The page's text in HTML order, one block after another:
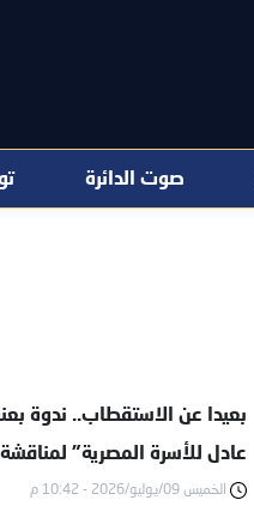
صوت الدائرة
بعيدا عن الاستقطاب.. ندوة
عادل للأسرة المصرية"
الأحوال الشخصية.. السبت
الخميس 09/يوليو/2026 - 10:42 م